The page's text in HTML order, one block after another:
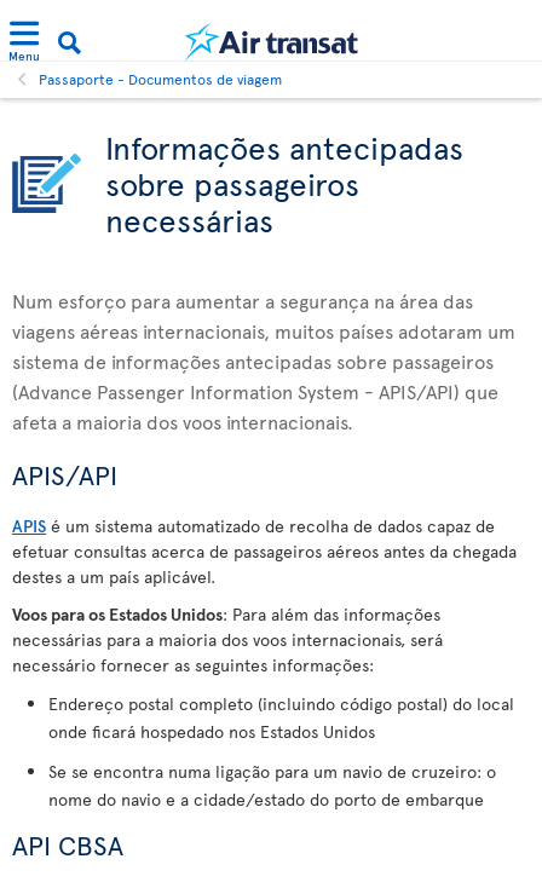
Menu
Passaporte - Documentos de viagem
Informações antecipadas
sobre passageiros
necessárias
Num esforço para aumentar a segurança na área das
viagens aéreas internacionais, muitos países adotaram um
sistema de informações antecipadas sobre passageiros
(Advance Passenger Information System - APIS/API) que
afeta a maioria dos voos internacionais.
APIS/API
APIS é um sistema automatizado de recolha de dados capaz de
efetuar consultas acerca de passageiros aéreos antes da chegada
destes a um país aplicável.
Voos para os Estados Unidos: Para além das informações
necessárias para a maioria dos voos internacionais, será
necessário fornecer as seguintes informações:
Endereço postal completo (incluindo código postal) do local
onde ficará hospedado nos Estados Unidos
Se se encontra numa ligação para um navio de cruzeiro: o
nome do navio e a cidade/estado do porto de embarque
API CBSA